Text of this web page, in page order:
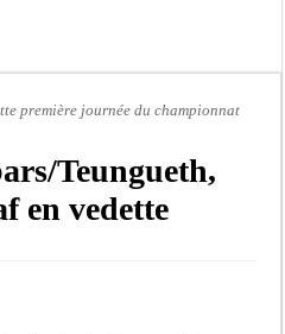
ravagé par un incendie
Diomaye: « Des vies ne sont pas tombées
fait débat
Khalife général des Tidianes pour le
première journée du championnat
Teungueth,
en vedette